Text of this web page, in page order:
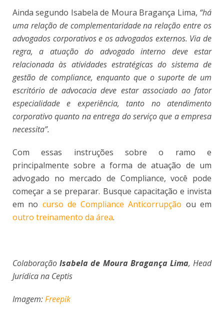
Ainda segundo Isabela de Moura Bragança Lima, “há
uma relação de complementaridade na relação entre os
advogados corporativos e os advogados externos. Via de
regra, a atuação do advogado interno deve estar
relacionada às atividades estratégicas do sistema de
gestão de compliance, enquanto que o suporte de um
escritório de advocacia deve estar associado ao fator
especialidade e experiência, tanto no atendimento
corporativo quanto na entrega do serviço que a empresa
necessita”.
Com essas instruções sobre o ramo e
principalmente sobre a forma de atuação de um
advogado no mercado de Compliance, você pode
começar a se preparar. Busque capacitação e invista
em no curso de Compliance Anticorrupção ou em
outro treinamento da área.
ColaboraçãoIsabela de Moura Bragança Lima, Head
Jurídica na Ceptis
Imagem:Freepik